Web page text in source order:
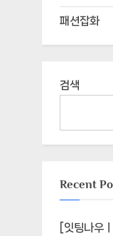
패션잡화
검색
Recent
[잇팅나우